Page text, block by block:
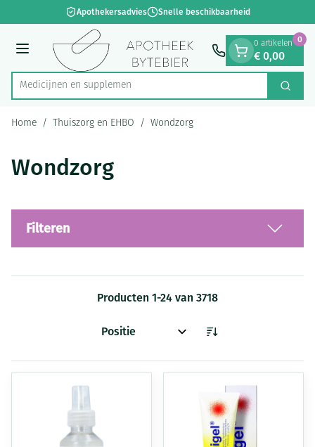
Ga naar de inhoudApothekersadvies Snelle beschikbaarheid
Menu
Product, merk, categorie...
Med Zoek
0 artikelen
€ 0,00
0
Home / Thuiszorg en EHBO / Wondzorg
Wondzorg
Filteren
Producten 1-24 van 3718
Sorteer op: